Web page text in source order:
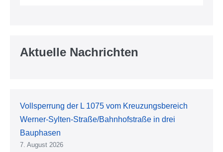
Aktuelle Nachrichten
Vollsperrung der L 1075 vom Kreuzungsbereich
Werner-Sylten-Straße/Bahnhofstraße in drei
Bauphasen
7. August 2026